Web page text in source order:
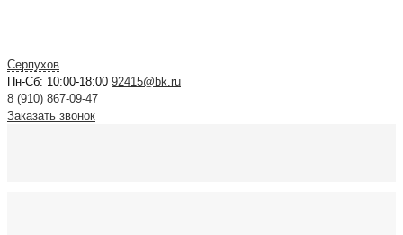
Серпухов
Пн-Сб: 10:00-18:00 92415@bk.ru
8 (910) 867-09-47
Заказать звонок